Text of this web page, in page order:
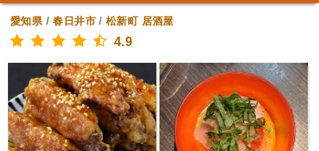
愛知県/春日井市/松新町 居酒屋
4.9